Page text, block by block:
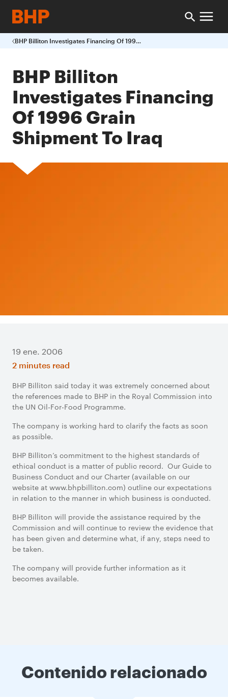
BHP Billiton Investigates Financing Of 1996 Grain Shipment To Iraq
BHP Billiton
Investigates Financing
Of 1996 Grain
Shipment To Iraq
19 ene. 2006
2 minutes read
BHP Billiton said today it was extremely concerned about
the references made to BHP in the Royal Commission into
the UN Oil-For-Food Programme.
The company is working hard to clarify the facts as soon
as possible.
BHP Billiton’s commitment to the highest standards of
ethical conduct is a matter of public record. Our Guide to
Business Conduct and our Charter (available on our
website at www.bhpbilliton.com) outline our expectations
in relation to the manner in which business is conducted.
BHP Billiton will provide the assistance required by the
Commission and will continue to review the evidence that
has been given and determine what, if any, steps need to
be taken.
The company will provide further information as it
becomes available.
Contenido relacionado